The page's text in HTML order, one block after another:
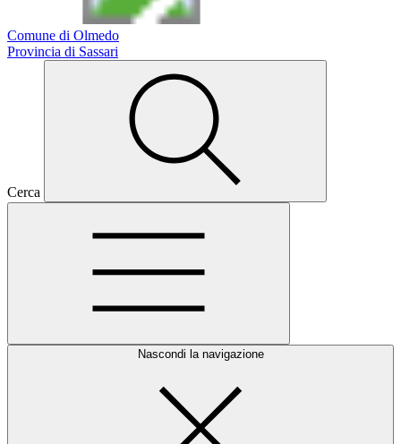
Comune di Olmedo
Provincia di Sassari
Cerca
Nascondi la navigazione